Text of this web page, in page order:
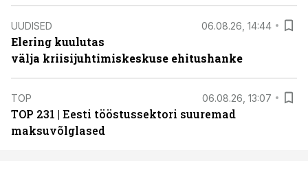
UUDISED 06.08.26, 14:44
Elering kuulutas
välja kriisijuhtimiskeskuse ehitushanke
TOP 06.08.26, 13:07
TOP 231 | Eesti tööstussektori suuremad
maksuvõlglased